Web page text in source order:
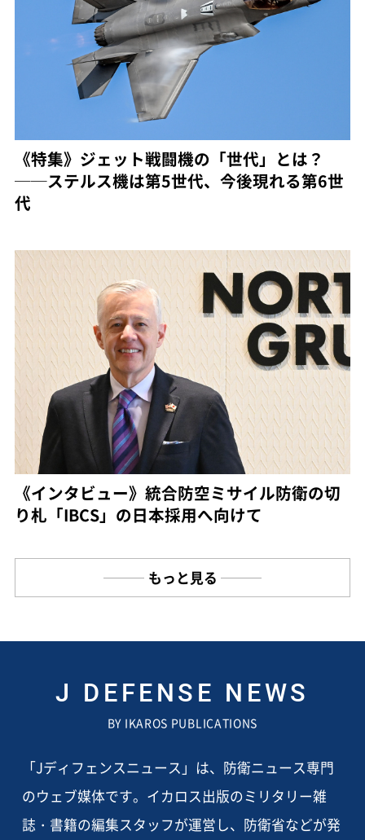
《特集》ジェット戦闘機の「世代」とは？
──ステルス機は第5世代、今後現れる第6世
代
《インタビュー》統合防空ミサイル防衛の切
り札「IBCS」の日本採用へ向けて
もっと見る
J DEFENSE NEWS
BY IKAROS PUBLICATIONS
「Jディフェンスニュース」は、防衛ニュース専門
のウェブ媒体です。イカロス出版のミリタリー雑
誌・書籍の編集スタッフが運営し、防衛省などが発